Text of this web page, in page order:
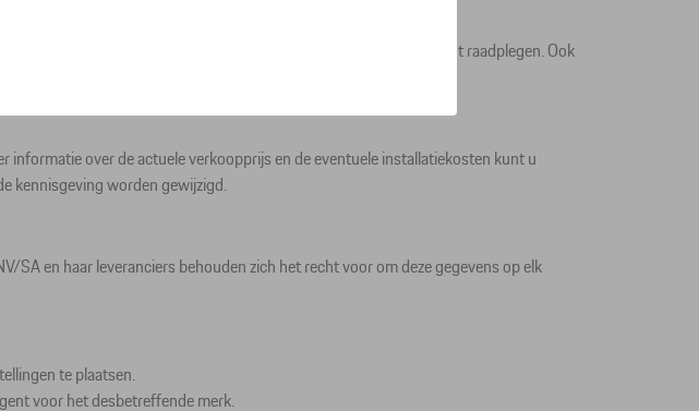
Elke categorie bevat een lijst met producten die u kunt raadplegen. Ook
op ‘Zoeken’ te klikken.
informatie over de actuele verkoopprijs en de eventuele installatiekosten kunt u
kennisgeving worden gewijzigd.
SA en haar leveranciers behouden zich het recht voor om deze gegevens op elk
te plaatsen.
voor het desbetreffende merk.